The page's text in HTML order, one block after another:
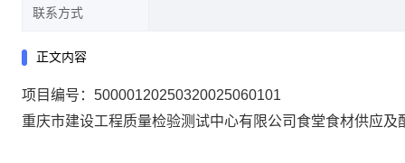
联系方式
正文内容
项目编号：50000120250320025060101
重庆市建设工程质量检验测试中心有限公司食堂食材供应及